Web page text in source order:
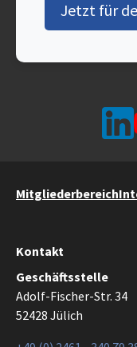
Jetzt für
Mitgliederbereich
Kontakt
Geschäftsstelle
Adolf-Fischer-Str. 34
52428 Jülich